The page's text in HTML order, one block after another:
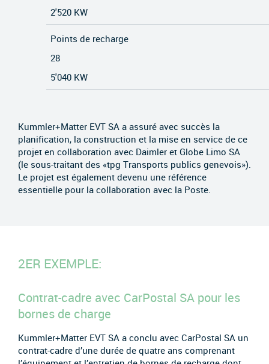
2'520 KW
Points de recharge
28
5'040 KW
Kummler+Matter EVT SA a assuré avec succès la
planification, la construction et la mise en service de ce
projet en collaboration avec Daimler et Globe Limo SA
(le sous-traitant des «tpg Transports publics genevois»).
Le projet est également devenu une référence
essentielle pour la collaboration avec la Poste.
2ER EXEMPLE:
Contrat-cadre avec CarPostal SA pour les
bornes de charge
Kummler+Matter EVT SA a conclu avec CarPostal SA un
contrat-cadre d’une durée de quatre ans comprenant